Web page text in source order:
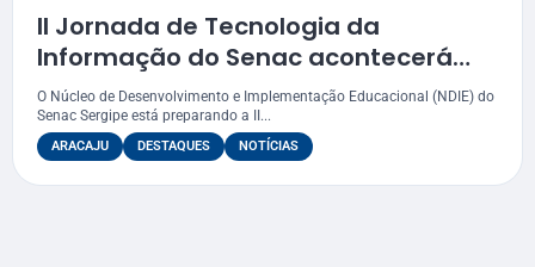
II Jornada de Tecnologia da
Informação do Senac acontecerá
em setembro
O Núcleo de Desenvolvimento e Implementação Educacional (NDIE) do
Senac Sergipe está preparando a II...
ARACAJU DESTAQUES NOTÍCIAS